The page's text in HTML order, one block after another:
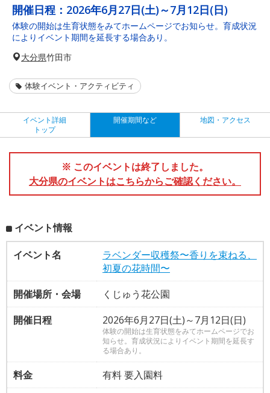
開催日程： 2026年6月27日(土)～7月12日(日)
体験の開始は生育状態をみてホームページでお知らせ。育成状況
によりイベント期間を延長する場合あり。
大分県竹田市
体験イベント・アクティビティ
イベント詳細
トップ
開催期間など 地図・アクセス
※ このイベントは終了しました。
大分県のイベントはこちらからご確認ください。
イベント情報
イベント名
ラベンダー収穫祭〜香りを束ねる、
初夏の花時間〜
開催場所・会場
くじゅう花公園
開催日程
2026年6月27日(土)～7月12日(日)
体験の開始は生育状態をみてホームページでお
知らせ。育成状況によりイベント期間を延長す
る場合あり。
料金
有料 要入園料